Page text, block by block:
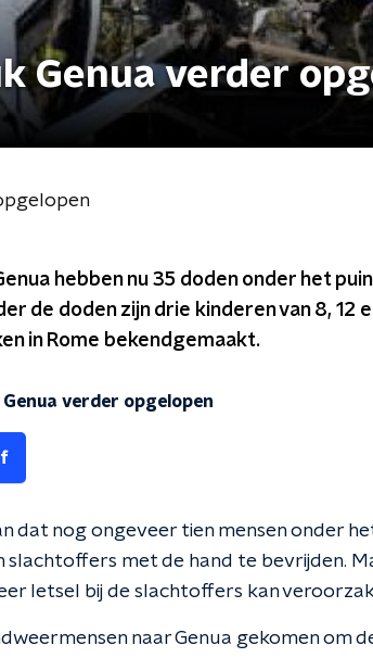
Genua verder
hebben nu 35 doden onder het
de doden zijn drie kinderen van 8, 12
in Rome bekendgemaakt.
verder opgelopen
dat nog ongeveer tien mensen onder
slachtoffers met de hand te bevrijden.
letsel bij de slachtoffers kan
naar Genua gekomen om